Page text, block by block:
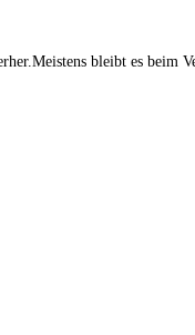
bleibt es beim